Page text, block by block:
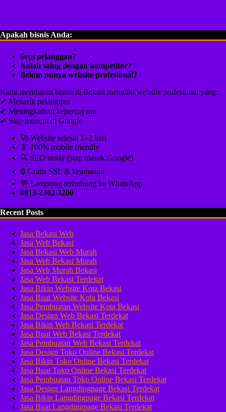
Apakah bisnis Anda:
Sepi pelanggan?
Kalah saing dengan kompetitor?
Belum punya website profesional?
Kami membantu bisnis di Bekasi memiliki website profesional yang:
✔ Menarik pelanggan
✔ Meningkatkan kepercayaan
✔ Siap muncul di Google
🚀 Website selesai 1–2 hari
📱 100% mobile friendly
🔍 SEO ready (siap masuk Google)
🔒 Gratis SSL & keamanan
💬 Langsung terhubung ke WhatsApp :
0813-2302-3200
Recent Posts
Jasa Bekasi Web
Jasa Web Bekasi
Jasa Bekasi Web Murah
Jasa Web Bekasi Murah
Jasa Web Murah Bekasi
Jasa Web Bekasi Terdekat
Jasa Bikin Website Kota Bekasi
Jasa Buat Website Kota Bekasi
Jasa Pembuatan Website Kota Bekasi
Jasa Design Web Bekasi Terdekat
Jasa Bikin Web Bekasi Terdekat
Jasa Buat Web Bekasi Terdekat
Jasa Pembuatan Web Bekasi Terdekat
Jasa Design Toko Online Bekasi Terdekat
Jasa Bikin Toko Online Bekasi Terdekat
Jasa Buat Toko Online Bekasi Terdekat
Jasa Pembuatan Toko Online Bekasi Terdekat
Jasa Design Langdingpage Bekasi Terdekat
Jasa Bikin Langdingpage Bekasi Terdekat
Jasa Buat Langdingpage Bekasi Terdekat